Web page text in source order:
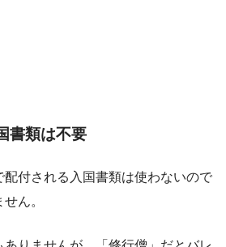
書類は不要
配付される入国書類は使わないので
ん。